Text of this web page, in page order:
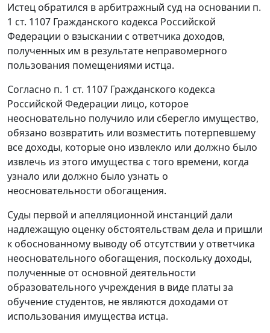
Истец обратился в арбитражный суд на основании п.
1 ст. 1107 Гражданского кодекса Российской
Федерации о взыскании с ответчика доходов,
полученных им в результате неправомерного
пользования помещениями истца.
Согласно п. 1 ст. 1107 Гражданского кодекса
Российской Федерации лицо, которое
неосновательно получило или сберегло имущество,
обязано возвратить или возместить потерпевшему
все доходы, которые оно извлекло или должно было
извлечь из этого имущества с того времени, когда
узнало или должно было узнать о
неосновательности обогащения.
Суды первой и апелляционной инстанций дали
надлежащую оценку обстоятельствам дела и пришли
к обоснованному выводу об отсутствии у ответчика
неосновательного обогащения, поскольку доходы,
полученные от основной деятельности
образовательного учреждения в виде платы за
обучение студентов, не являются доходами от
использования имущества истца.